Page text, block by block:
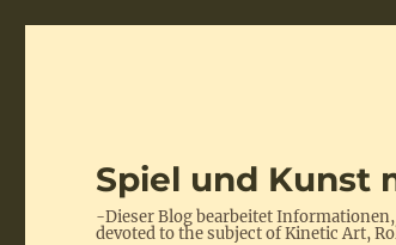
Spiel und Kunst
-Dieser Blog bearbeitet
devoted to the subject of Kinetic Art,